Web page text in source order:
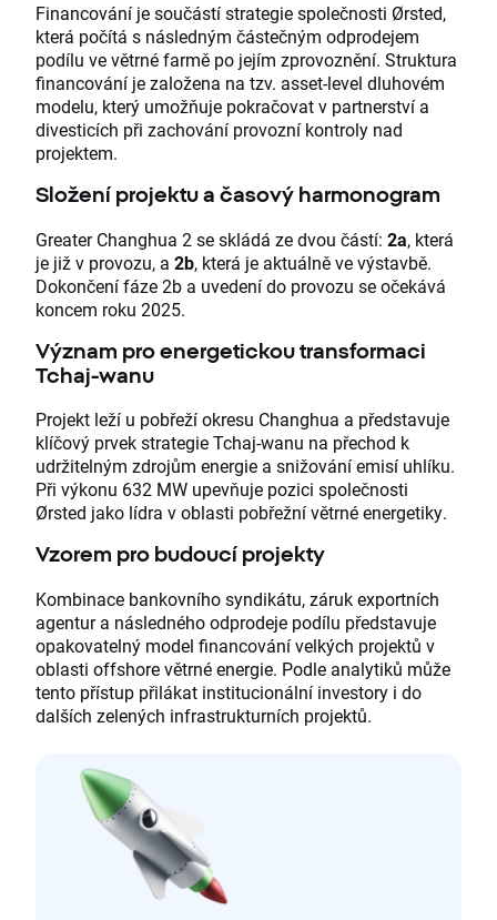
Financování je součástí strategie společnosti Ørsted,
která počítá s následným částečným odprodejem
podílu ve větrné farmě po jejím zprovoznění. Struktura
financování je založena na tzv. asset-level dluhovém
modelu, který umožňuje pokračovat v partnerství a
divesticích při zachování provozní kontroly nad
projektem.
Složení projektu a časový harmonogram
Greater Changhua 2 se skládá ze dvou částí: 2a, která
je již v provozu, a 2b, která je aktuálně ve výstavbě.
Dokončení fáze 2b a uvedení do provozu se očekává
koncem roku 2025.
Význam pro energetickou transformaci
Tchaj-wanu
Projekt leží u pobřeží okresu Changhua a představuje
klíčový prvek strategie Tchaj-wanu na přechod k
udržitelným zdrojům energie a snižování emisí uhlíku.
Při výkonu 632 MW upevňuje pozici společnosti
Ørsted jako lídra v oblasti pobřežní větrné energetiky.
Vzorem pro budoucí projekty
Kombinace bankovního syndikátu, záruk exportních
agentur a následného odprodeje podílu představuje
opakovatelný model financování velkých projektů v
oblasti offshore větrné energie. Podle analytiků může
tento přístup přilákat institucionální investory i do
dalších zelených infrastrukturních projektů.